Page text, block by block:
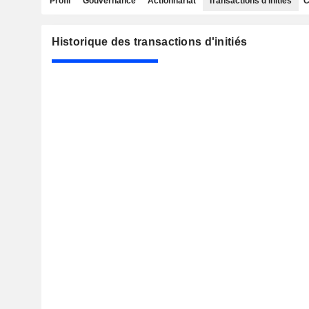
Historique des transactions d'initiés